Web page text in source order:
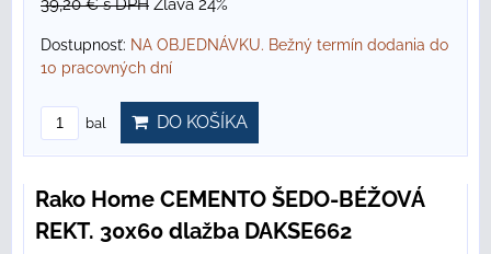
39,20 €s DPH Zľava 24%
Dostupnosť: NA OBJEDNÁVKU. Bežný termín dodania do
10 pracovných dní
bal DO KOŠÍKA
Rako Home CEMENTO ŠEDO-BÉŽOVÁ
REKT. 30x60 dlažba DAKSE662